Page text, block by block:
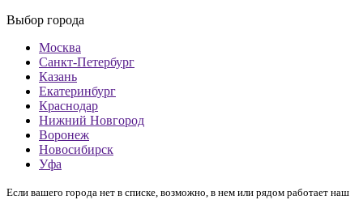
Выбор города
Москва
Санкт-Петербург
Казань
Екатеринбург
Краснодар
Нижний Новгород
Воронеж
Новосибирск
Уфа
Если вашего города нет в списке, возможно, в нем или рядом работает наш